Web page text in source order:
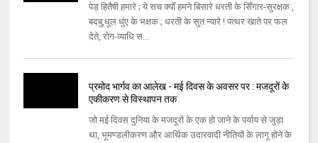
पेड़ हितैषी हमारे ; ये सच क्योँ हमने बिसारे धरती के सिँगार-सुरक्षक ,
बदबु,धूल धुंए के भक्षक ; धरती के सुत न्यारे ! पत्थर खाते पर फल
देते, रोग-व्याधि स...
प्रमोद भार्गव का आलेख - मई दिवस के अवसर पर : मजदूरों के
एकीकरण से विस्‍थापन तक
जो मई दिवस दुनिया के मजदूरों के एक हो जाने के पर्याय से जुड़ा
था, भूमण्‍डलीकरण और आर्थिक उदारवादी नीतियों के लागू होने के